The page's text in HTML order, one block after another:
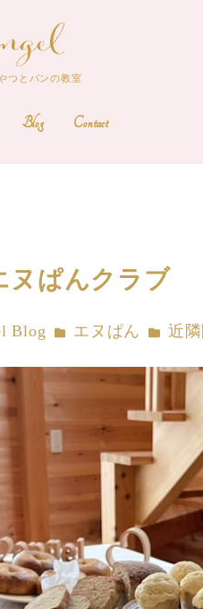
つとパンの教室
Blog Contact
ヌぱんクラブ
Blog カテゴリー
エヌぱん カテゴリ
近